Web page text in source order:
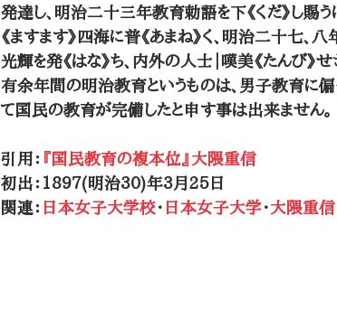
発達し、明治二十三年教育勅語を下《くだ》し賜
《ますます》四海に普《あまね》く、明治二十七、
光輝を発《はな》ち、内外の人士｜嘆美《たんび
有余年間の明治教育というものは、男子教育に偏
て国民の教育が完備したと申す事は出来ません。
引用： 『国民教育の複本位』大隈重信
初出：1897(明治30)年3月25日
関連： 日本女子大学校・ 日本女子大学・大隈重信